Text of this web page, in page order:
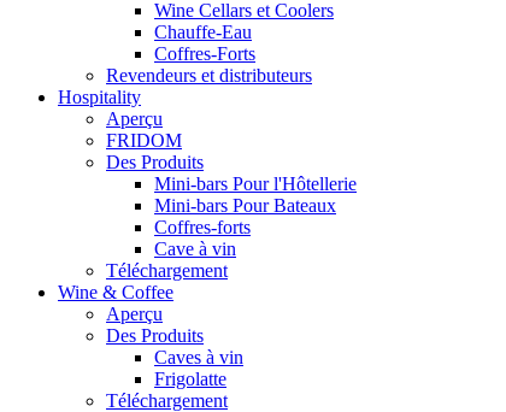
Wine Cellars et Coolers
Chauffe-Eau
Coffres-Forts
Revendeurs et distributeurs
Hospitality
Aperçu
FRIDOM
Des Produits
Mini-bars Pour l'Hôtellerie
Mini-bars Pour Bateaux
Coffres-forts
Cave à vin
Téléchargement
Wine & Coffee
Aperçu
Des Produits
Caves à vin
Frigolatte
Téléchargement